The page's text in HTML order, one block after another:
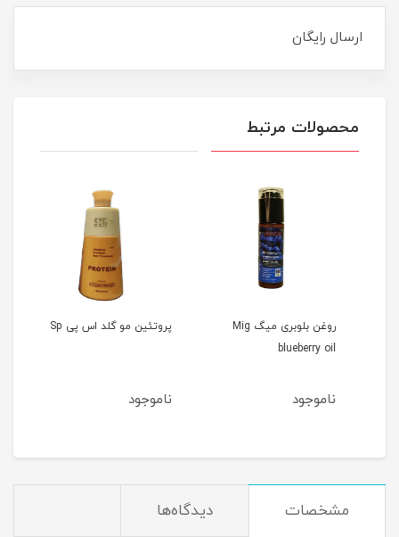
ارسال رایگان
محصولات مرتبط
روغن بلوبری میگ Mig
blueberry oil
ناموجود
پروتئین مو گلد اس پی Sp
ناموجود
مشخصات دیدگاه‌ها